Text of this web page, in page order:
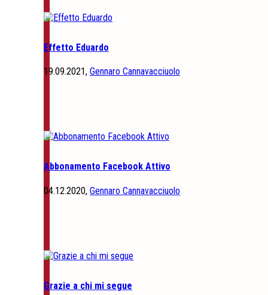
Effetto Eduardo
19.09.2021, Gennaro Cannavacciuolo
Abbonamento Facebook Attivo
04.12.2020, Gennaro Cannavacciuolo
Grazie a chi mi segue